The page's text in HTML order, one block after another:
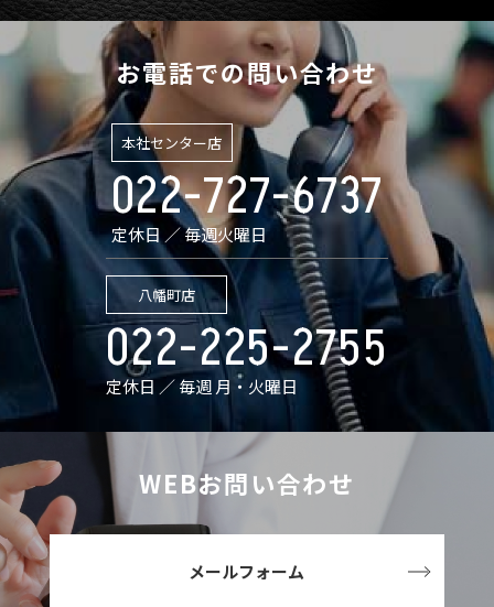
お電話での問い合わせ
本社センター店
022-727-6737
定休日 ／ 毎週火曜日
八幡町店
022-225-2755
定休日 ／ 毎週 月・火曜日
WEBお問い合わせ
メールフォーム